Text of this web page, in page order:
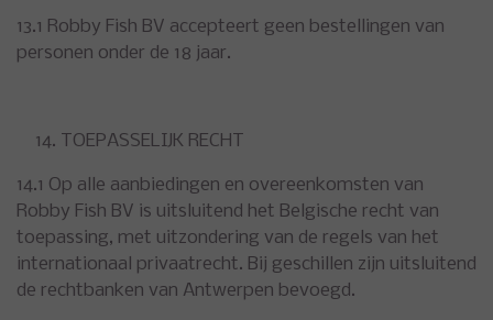
13.1 Robby Fish BV accepteert geen bestellingen van
personen onder de 18 jaar.
TOEPASSELIJK RECHT
14.1 Op alle aanbiedingen en overeenkomsten van
Robby Fish BV is uitsluitend het Belgische recht van
toepassing, met uitzondering van de regels van het
internationaal privaatrecht. Bij geschillen zijn uitsluitend
de rechtbanken van Antwerpen bevoegd.